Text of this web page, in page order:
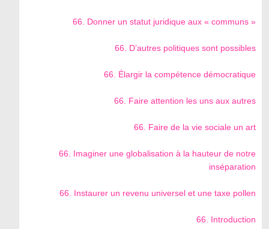
66. Donner un statut juridique aux « communs »
66. D’autres politiques sont possibles
66. Élargir la compétence démocratique
66. Faire attention les uns aux autres
66. Faire de la vie sociale un art
66. Imaginer une globalisation à la hauteur de notre
inséparation
66. Instaurer un revenu universel et une taxe pollen
66. Introduction